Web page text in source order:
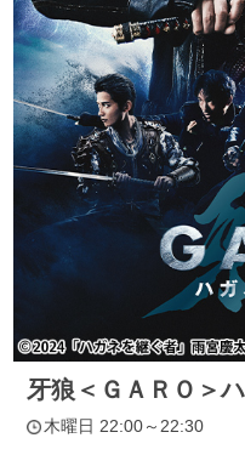
牙狼＜ＧＡＲＯ＞
木曜日 22:00～22:30